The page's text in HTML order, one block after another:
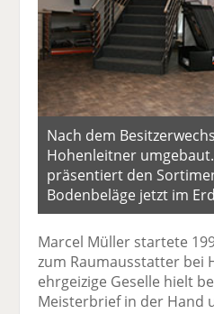
Nach dem
Hohenleitner
präsentiert den
Bodenbeläge jetzt im
Marcel Müller startete
zum Raumausstatter bei
ehrgeizige Geselle hielt
Meisterbrief in der Hand